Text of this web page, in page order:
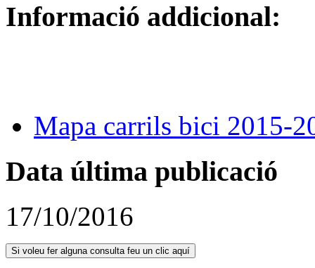
Informació addicional:
Mapa carrils bici 2015-
Data última publicació
17/10/2016